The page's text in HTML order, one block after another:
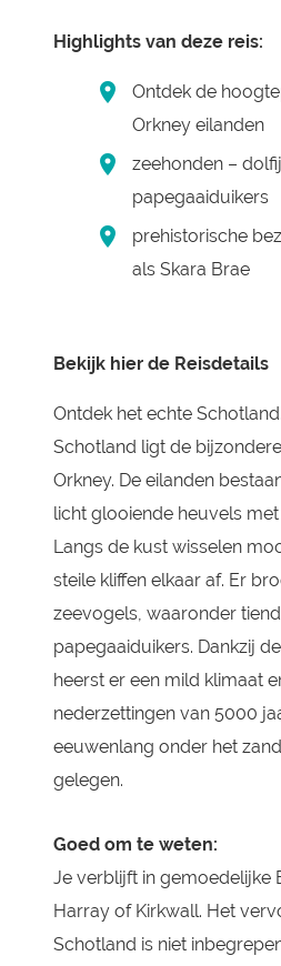
Highlights van deze reis:
Ontdek de
Orkney eilanden
zeehonden –
papegaaiduikers
prehistorische
als Skara Brae
Bekijk hier de Reisdetails
Ontdek het echte
Schotland ligt de
Orkney. De eilanden
licht glooiende heuvels
Langs de kust wisselen
steile kliffen elkaar af. Er
zeevogels, waaronder
papegaaiduikers. Dankzij
heerst er een mild klimaat
nederzettingen van 5000
eeuwenlang onder het
gelegen.
Goed om te weten:
Je verblijft in gemoedelijke
Harray of Kirkwall. Het
Schotland is niet